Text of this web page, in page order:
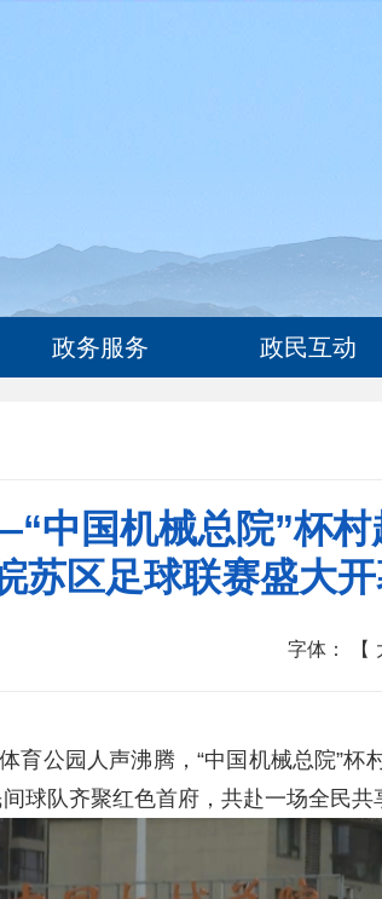
政务服务 政民互动
中国机械总院”杯村
苏区足球联赛盛大
字体： 【
公园人声沸腾，“中国机械总院”杯
球队齐聚红色首府，共赴一场全民共